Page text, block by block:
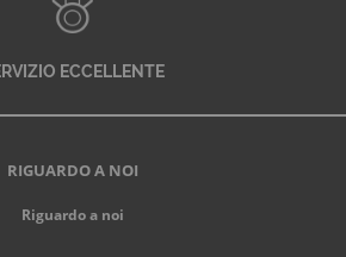
ECCELLENTE
RIGUARDO A NOI
Riguardo a noi